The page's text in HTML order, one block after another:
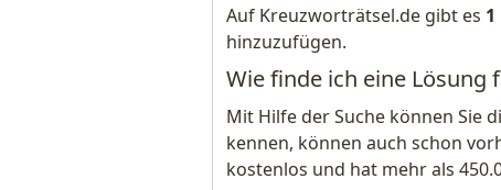
Auf Kreuzworträtsel.de gibt es
hinzuzufügen.
Wie finde ich eine Lösung
Mit Hilfe der Suche können Sie
kennen, können auch schon
kostenlos und hat mehr als